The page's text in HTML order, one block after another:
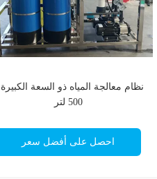
نظام معالجة المياه ذو السعة الكبيرة
500 لتر
احصل على أفضل سعر